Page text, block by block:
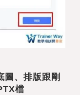
圖、排版跟剛
檔